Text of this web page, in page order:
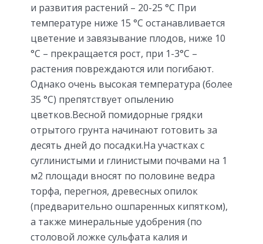
и развития растений – 20-25 °С При
температуре ниже 15 °С останавливается
цветение и завязывание плодов, ниже 10
°С – прекращается рост, при 1-3°С –
растения повреждаются или погибают.
Однако очень высокая температура (более
35 °С) препятствует опылению
цветков.Весной помидорные грядки
отрытого грунта начинают готовить за
десять дней до посадки.На участках с
суглинистыми и глинистыми почвами на 1
м2 площади вносят по половине ведра
торфа, перегноя, древесных опилок
(предварительно ошпаренных кипятком),
а также минеральные удобрения (по
столовой ложке сульфата калия и